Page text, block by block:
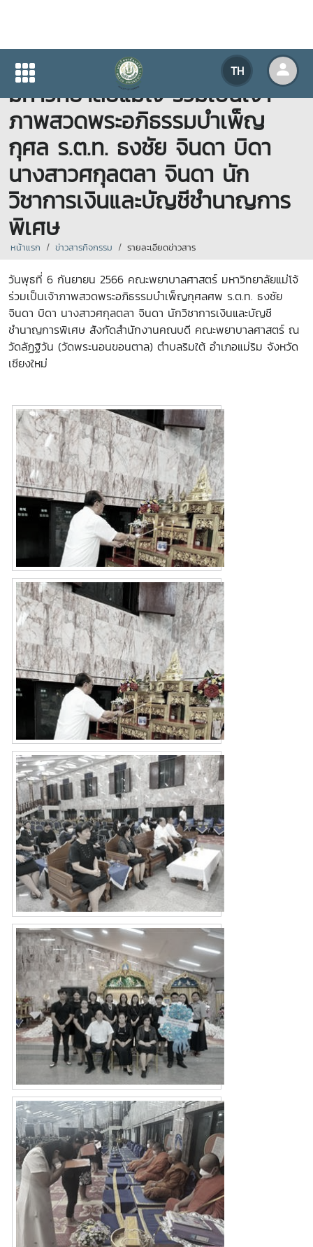
TH
คณะพยาบาลศาสตร์
มหาวิทยาลัยแม่โจ้ ร่วมเป็นเจ้า
ภาพสวดพระอภิธรรมบำเพ็ญ
กุศล ร.ต.ท. ธงชัย จินดา บิดา
นางสาวศกุลตลา จินดา นัก
วิชาการเงินและบัญชีชำนาญการ
พิเศษ
หน้าแรก ข่าวสารกิจกรรม รายละเอียดข่าวสาร
วันพุธที่ 6 กันยายน 2566 คณะพยาบาลศาสตร์ มหาวิทยาลัยแม่โจ้
ร่วมเป็นเจ้าภาพสวดพระอภิธรรมบำเพ็ญกุศลศพ ร.ต.ท. ธงชัย
จินดา บิดา นางสาวศกุลตลา จินดา นักวิชาการเงินและบัญชี
ชำนาญการพิเศษ สังกัดสำนักงานคณบดี คณะพยาบาลศาสตร์ ณ
วัดลัฏฐิวัน (วัดพระนอนขอนตาล) ตำบลริมใต้ อำเภอแม่ริม จังหวัด
เชียงใหม่